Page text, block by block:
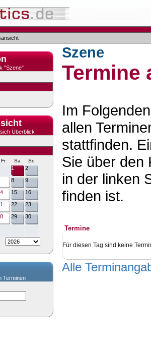
"Szene"
Überblick
Fr Sa So
1
2
8
9
15
16
22
23
29
30
Terminen
Szene
Termine
Im
allen
stattfinden.
Sie über den
in der linken
finden ist.
Termine
Für diesen Tag sind keine
Alle